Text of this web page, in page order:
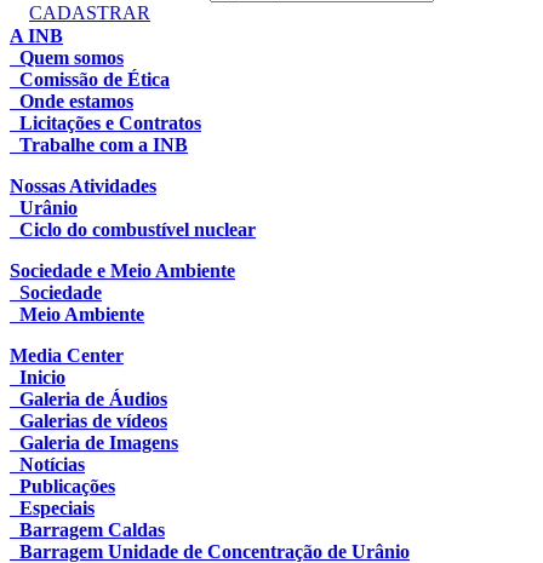
CADASTRAR
A INB
Quem somos
Comissão de Ética
Onde estamos
Licitações e Contratos
Trabalhe com a INB
Nossas Atividades
Urânio
Ciclo do combustível nuclear
Sociedade e Meio Ambiente
Sociedade
Meio Ambiente
Media Center
Inicio
Galeria de Áudios
Galerias de vídeos
Galeria de Imagens
Notícias
Publicações
Especiais
Barragem Caldas
Barragem Unidade de Concentração de Urânio